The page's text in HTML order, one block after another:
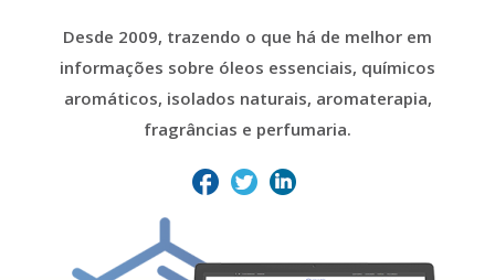
Desde 2009, trazendo o que há de melhor em
informações sobre óleos essenciais, químicos
aromáticos, isolados naturais, aromaterapia,
fragrâncias e perfumaria.